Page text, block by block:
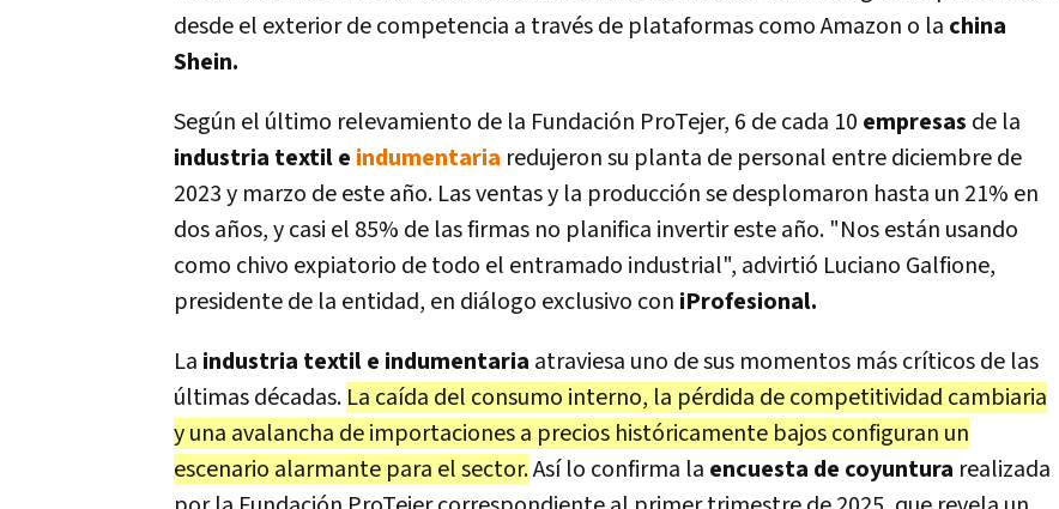
desde el exterior de competencia a través de plataformas como Amazon o la china
Shein.
Según el último relevamiento de la Fundación ProTejer, 6 de cada 10 empresas de la
industria textil e indumentaria redujeron su planta de personal entre diciembre de
2023 y marzo de este año. Las ventas y la producción se desplomaron hasta un 21% en
dos años, y casi el 85% de las firmas no planifica invertir este año. "Nos están usando
como chivo expiatorio de todo el entramado industrial", advirtió Luciano Galfione,
presidente de la entidad, en diálogo exclusivo con iProfesional.
La industria textil e indumentaria atraviesa uno de sus momentos más críticos de las
últimas décadas. La caída del consumo interno, la pérdida de competitividad cambiaria
y una avalancha de importaciones a precios históricamente bajos configuran un
escenario alarmante para el sector.Así lo confirma la encuesta de coyuntura realizada